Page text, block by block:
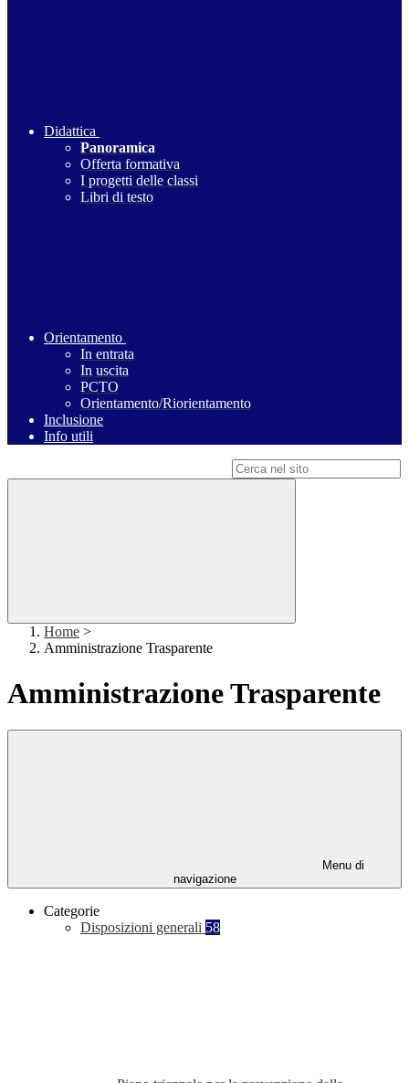
Didattica
Panoramica
Offerta formativa
I progetti delle classi
Libri di testo
Orientamento
In entrata
In uscita
PCTO
Orientamento/Riorientamento
Inclusione
Info utili
Home >
Amministrazione Trasparente
Amministrazione Trasparente
Menu di
navigazione
Categorie
Disposizioni generali 58